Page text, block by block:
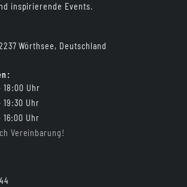
inspirierende Events.
Wörthsee, Deutschland
18:00 Uhr
19:30 Uhr
16:00 Uhr
Vereinbarung!